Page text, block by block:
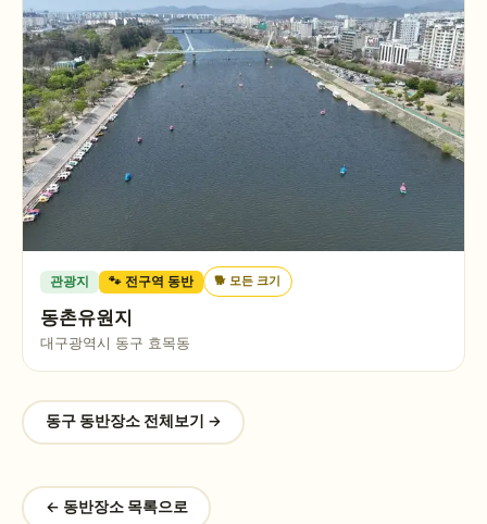
관광지 🐾 전구역 동반 🐕 모든 크기
동촌유원지
대구광역시 동구 효목동
동구동반장소 전체보기 →
← 동반장소 목록으로